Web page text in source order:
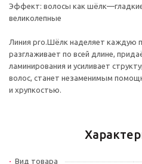
Эффект: волосы как
великолепные
Линия pro.Шёлк наделяет каждую
разглаживает по всей длине,
ламинирования и усиливает
волос, станет незаменимым
и хрупкостью.
Вид товара